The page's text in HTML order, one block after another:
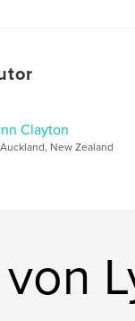
Clayton
Auckland, New Zealand